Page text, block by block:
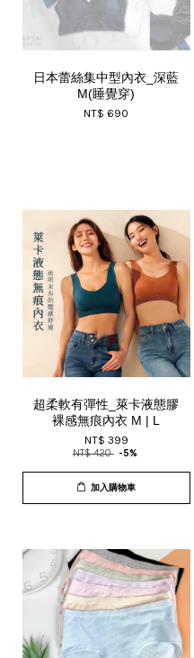
日本蕾絲集中型內衣_深藍
M(睡覺穿)
NT$ 690
超柔軟有彈性_萊卡液態膠
裸感無痕內衣 M | L
NT$ 399
NT$ 420 -5%
加入購物車